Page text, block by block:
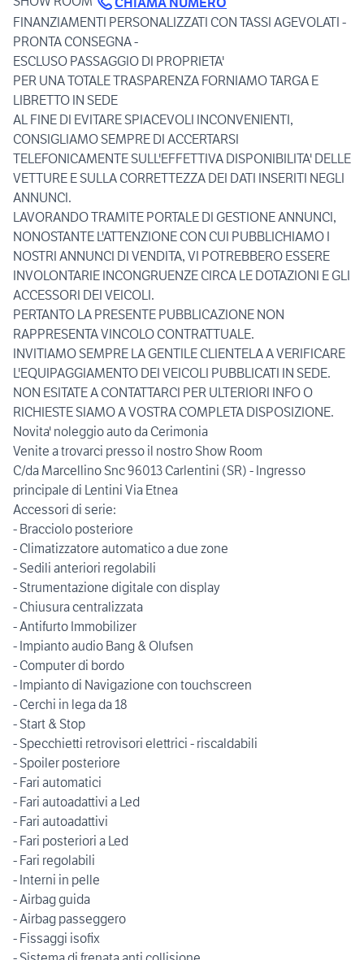
FINANZIAMENTI PERSONALIZZATI CON TASSI AGEVOLATI -
PRONTA CONSEGNA -
ESCLUSO PASSAGGIO DI PROPRIETA'
PER UNA TOTALE TRASPARENZA FORNIAMO TARGA E
LIBRETTO IN SEDE
AL FINE DI EVITARE SPIACEVOLI INCONVENIENTI,
CONSIGLIAMO SEMPRE DI ACCERTARSI
TELEFONICAMENTE SULL'EFFETTIVA DISPONIBILITA' DELLE
VETTURE E SULLA CORRETTEZZA DEI DATI INSERITI NEGLI
ANNUNCI.
LAVORANDO TRAMITE PORTALE DI GESTIONE ANNUNCI,
NONOSTANTE L'ATTENZIONE CON CUI PUBBLICHIAMO I
NOSTRI ANNUNCI DI VENDITA, VI POTREBBERO ESSERE
INVOLONTARIE INCONGRUENZE CIRCA LE DOTAZIONI E GLI
ACCESSORI DEI VEICOLI.
PERTANTO LA PRESENTE PUBBLICAZIONE NON
RAPPRESENTA VINCOLO CONTRATTUALE.
INVITIAMO SEMPRE LA GENTILE CLIENTELA A VERIFICARE
L'EQUIPAGGIAMENTO DEI VEICOLI PUBBLICATI IN SEDE.
NON ESITATE A CONTATTARCI PER ULTERIORI INFO O
RICHIESTE SIAMO A VOSTRA COMPLETA DISPOSIZIONE.
Novita' noleggio auto da Cerimonia
Venite a trovarci presso il nostro Show Room
C/da Marcellino Snc 96013 Carlentini (SR) - Ingresso
principale di Lentini Via Etnea
Accessori di serie:
- Bracciolo posteriore
- Climatizzatore automatico a due zone
- Sedili anteriori regolabili
- Strumentazione digitale con display
- Chiusura centralizzata
- Antifurto Immobilizer
- Impianto audio Bang & Olufsen
- Computer di bordo
- Impianto di Navigazione con touchscreen
- Cerchi in lega da 18
- Start & Stop
- Specchietti retrovisori elettrici - riscaldabili
- Spoiler posteriore
- Fari automatici
- Fari autoadattivi a Led
- Fari autoadattivi
- Fari posteriori a Led
- Fari regolabili
- Interni in pelle
- Airbag guida
- Airbag passeggero
- Fissaggi isofix